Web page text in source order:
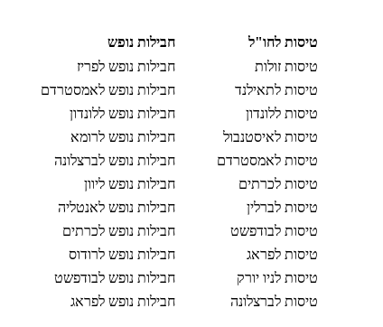
טיסות לחו"ל
טיסות זולות
טיסות לתאילנד
טיסות ללונדון
טיסות לאיסטנבול
טיסות לאמסטרדם
טיסות לכרתים
טיסות לברלין
טיסות לבודפשט
טיסות לפראג
טיסות לניו יורק
טיסות לברצלונה
חבילות נופש
חבילות נופש לפריז
חבילות נופש לאמסטרדם
חבילות נופש ללונדון
חבילות נופש לרומא
חבילות נופש לברצלונה
חבילות נופש ליוון
חבילות נופש לאנטליה
חבילות נופש לכרתים
חבילות נופש לרודוס
חבילות נופש לבודפשט
חבילות נופש לפראג